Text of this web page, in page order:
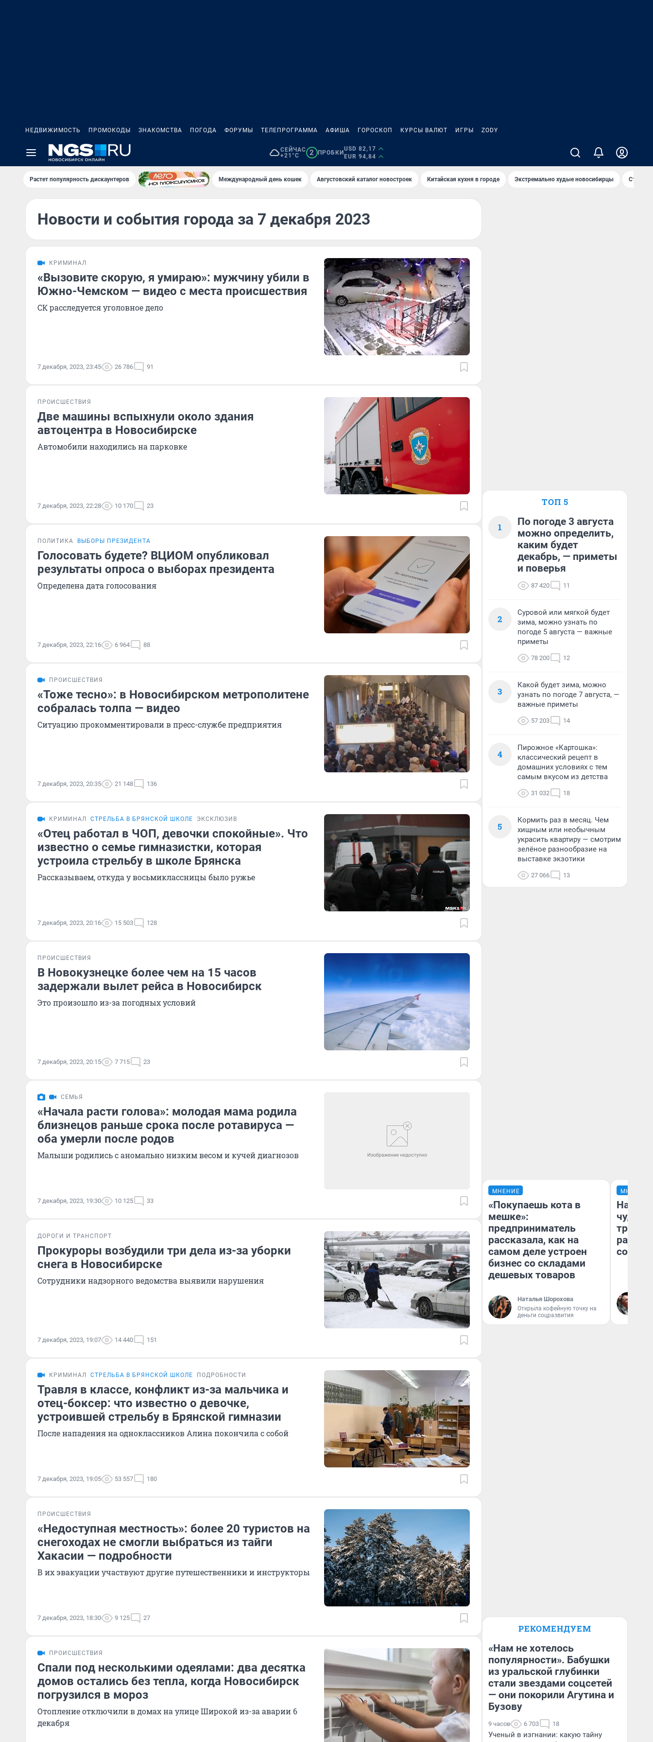
НЕДВИЖИМОСТЬ ПРОМОКОДЫ ЗНАКОМСТВА ПОГОДА ФОРУМЫ ТЕЛЕПРОГРАММА АФИША ГОРОСКОП КУРСЫ ВАЛЮТ ИГРЫ ZODY
СЕЙЧАС
+21°C
2 ПРОБКИ
USD 82,17
EUR 94,84
Растет популярность дискаунтеров Международный день кошек Августовский каталог новостроек Китайская кухня в городе Экстремально худые новосибирцы Старт
Новости и события города за 7 декабря 2023
КРИМИНАЛ
«Вызовите скорую, я умираю»: мужчину убили в
Южно-Чемском — видео с места происшествия
СК расследуется уголовное дело
7 декабря, 2023, 23:45 26 786 91
ПРОИСШЕСТВИЯ
Две машины вспыхнули около здания
автоцентра в Новосибирске
Автомобили находились на парковке
7 декабря, 2023, 22:28 10 170 23
ПОЛИТИКА ВЫБОРЫ ПРЕЗИДЕНТА
Голосовать будете? ВЦИОМ опубликовал
результаты опроса о выборах президента
Определена дата голосования
7 декабря, 2023, 22:16 6 964 88
ПРОИСШЕСТВИЯ
«Тоже тесно»: в Новосибирском метрополитене
собралась толпа — видео
Ситуацию прокомментировали в пресс-службе предприятия
7 декабря, 2023, 20:35 21 148 136
КРИМИНАЛ СТРЕЛЬБА В БРЯНСКОЙ ШКОЛЕ ЭКСКЛЮЗИВ
«Отец работал в ЧОП, девочки спокойные». Что
известно о семье гимназистки, которая
устроила стрельбу в школе Брянска
Рассказываем, откуда у восьмиклассницы было ружье
7 декабря, 2023, 20:16 15 503 128
ПРОИСШЕСТВИЯ
В Новокузнецке более чем на 15 часов
задержали вылет рейса в Новосибирск
Это произошло из-за погодных условий
7 декабря, 2023, 20:15 7 715 23
СЕМЬЯ
«Начала расти голова»: молодая мама родила
близнецов раньше срока после ротавируса —
оба умерли после родов
Малыши родились с аномально низким весом и кучей диагнозов
7 декабря, 2023, 19:30 10 125 33
ДОРОГИ И ТРАНСПОРТ
Прокуроры возбудили три дела из-за уборки
снега в Новосибирске
Сотрудники надзорного ведомства выявили нарушения
7 декабря, 2023, 19:07 14 440 151
КРИМИНАЛ СТРЕЛЬБА В БРЯНСКОЙ ШКОЛЕ ПОДРОБНОСТИ
Травля в классе, конфликт из-за мальчика и
отец-боксер: что известно о девочке,
устроившей стрельбу в Брянской гимназии
После нападения на одноклассников Алина покончила с собой
7 декабря, 2023, 19:05 53 557 180
ПРОИСШЕСТВИЯ
«Недоступная местность»: более 20 туристов на
снегоходах не смогли выбраться из тайги
Хакасии — подробности
В их эвакуации участвуют другие путешественники и инструкторы
7 декабря, 2023, 18:30 9 125 27
ПРОИСШЕСТВИЯ
Спали под несколькими одеялами: два десятка
домов остались без тепла, когда Новосибирск
погрузился в мороз
Отопление отключили в домах на улице Широкой из-за аварии 6
декабря
ТОП 5
1
По погоде 3 августа
можно определить,
каким будет
декабрь, — приметы
и поверья
87 420 11
2
Суровой или мягкой будет
зима, можно узнать по
погоде 5 августа — важные
приметы
78 200 12
3
Какой будет зима, можно
узнать по погоде 7 августа, —
важные приметы
57 203 14
4
Пирожное «Картошка»:
классический рецепт в
домашних условиях с тем
самым вкусом из детства
31 032 18
5
Кормить раз в месяц. Чем
хищным или необычным
украсить квартиру — смотрим
зелёное разнообразие на
выставке экзотики
27 066 13
МНЕНИЕ
«Покупаешь кота в
мешке»:
предприниматель
рассказала, как на
самом деле устроен
бизнес со складами
дешевых товаров
Наталья Шорохова
Открыла кофейную точку на
деньги соцразвития
МНЕНИЕ
чудом
РЕКОМЕНДУЕМ
«Нам не хотелось
популярности». Бабушки
из уральской глубинки
стали звездами соцсетей
— они покорили Агутина и
Бузову
9 часов 6 703 18
Ученый в изгнании: какую тайну